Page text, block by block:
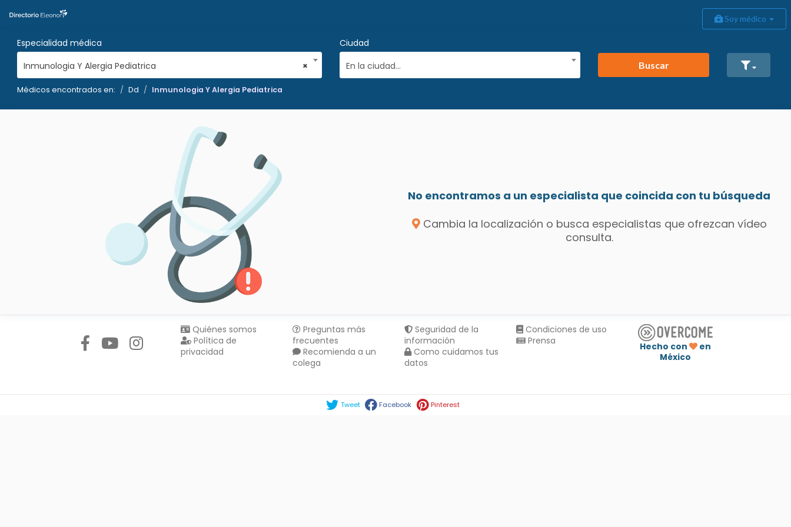
Soy médico
Especialidad médica
×
Inmunologia Y Alergia Pediatrica
Ciudad
En la ciudad...
Buscar
Médicos encontrados en: Dd Inmunologia Y Alergia Pediatrica
No encontramos a un especialista que coincida con tu búsqueda
Cambia la localización o busca especialistas que ofrezcan vídeo
consulta.
Quiénes somos
Política de
privacidad
Preguntas más
frecuentes
Recomienda a un
colega
Seguridad de la
información
Como cuidamos tus
datos
Condiciones de uso
Prensa
Hecho con
en
México
Tweet Facebook Pinterest